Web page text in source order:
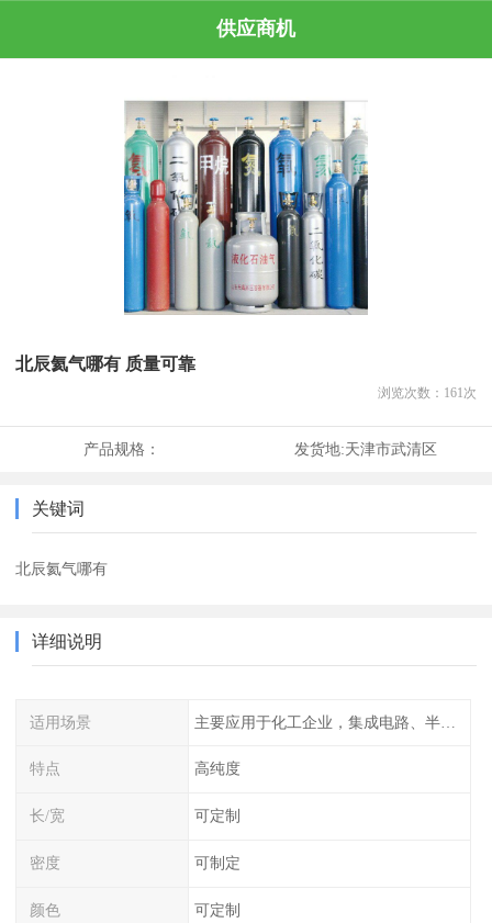
供应商机
北辰氦气哪有 质量可靠
浏览次数： 161 次
产品规格： 发货地:天津市武清区
关键词
北辰氦气哪有
详细说明
适用场景 主要应用于化工企业，集成电路、半导体、光伏电池
特点 高纯度
长/宽 可定制
密度 可制定
颜色 可定制